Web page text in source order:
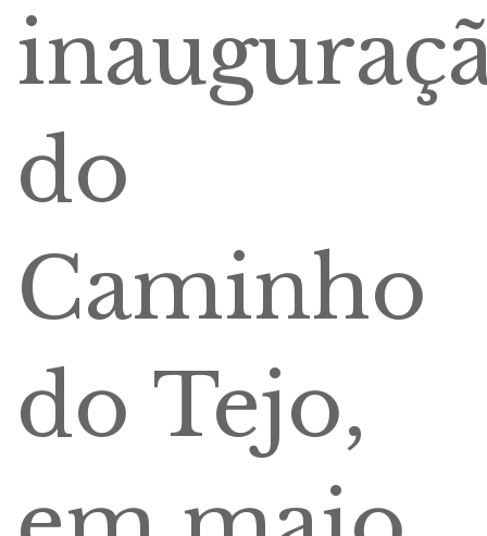
do
Caminho
do Tejo,